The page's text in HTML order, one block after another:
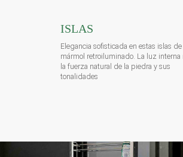
ISLAS
Elegancia sofisticada en estas islas de
mármol retroiluminado. La luz interna
la fuerza natural de la piedra y sus
tonalidades